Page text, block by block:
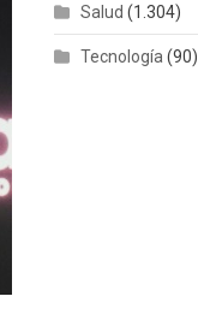
Salud (1.304)
Tecnología (90)